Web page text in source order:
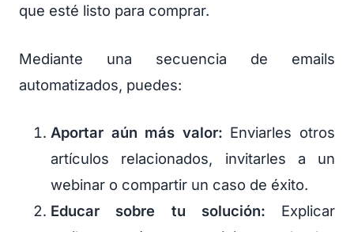
que esté listo para comprar.
Mediante una secuencia de emails
automatizados, puedes:
Aportar aún más valor: Enviarles otros
artículos relacionados, invitarles a un
webinar o compartir un caso de éxito.
Educar sobre tu solución: Explicar